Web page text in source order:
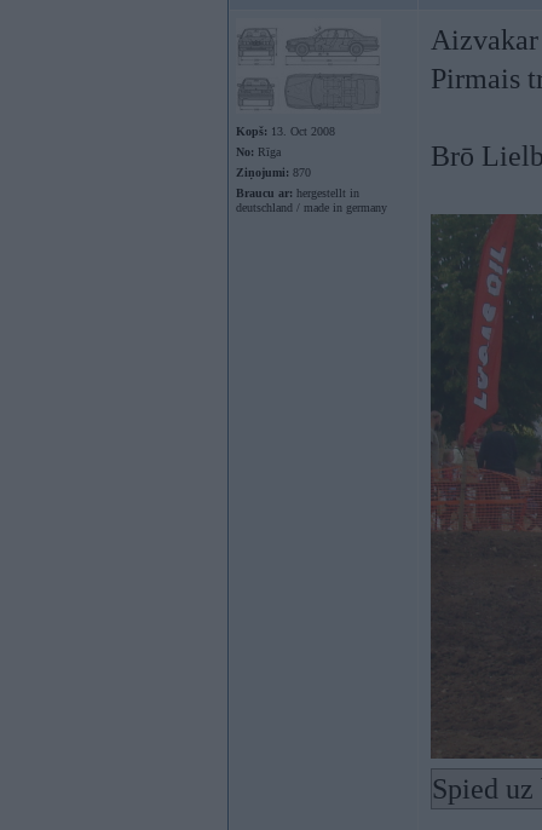
Kopš: 13. Oct 2008
No: Rīga
Ziņojumi: 870
Braucu ar: hergestellt in
deutschland / made in germany
Pirmais
Brō
Spied